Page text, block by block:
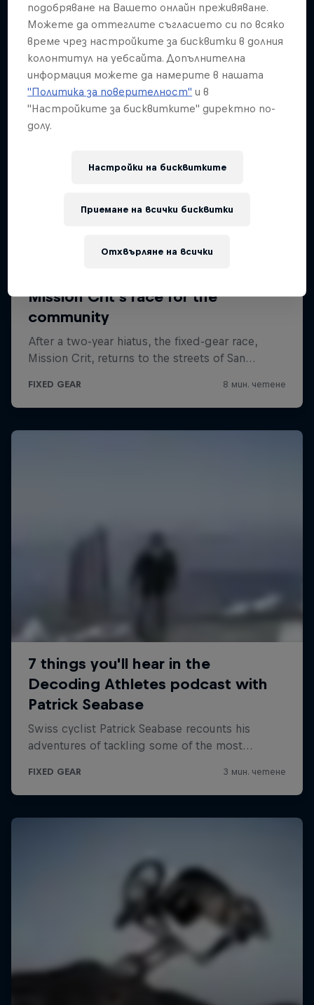
подобряване на Вашето онлайн преживяване.
Можете да оттеглите съгласието си по всяко
време чрез настройките за бисквитки в долния
колонтитул на уебсайта. Допълнителна
информация можете да намерите в нашата
"Политика за поверителност" и в
"Настройките за бисквитките" директно по-
долу.
Настройки на бисквитките
Отхвърляне на всички
Приемане на всички бисквитки